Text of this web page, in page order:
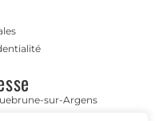
sur-Argens